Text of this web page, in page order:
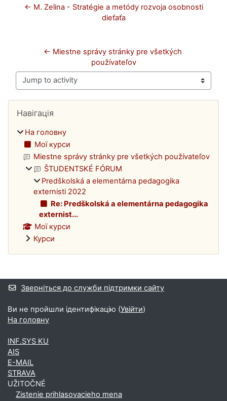
← M. Zelina - Stratégie a metódy rozvoja osobnosti
dieťaťa
← Miestne správy stránky pre všetkých
používateľov
Jump to activity
Блоки
Навігація
На головну
Мої курси
Miestne správy stránky pre všetkých používateľov
ŠTUDENTSKÉ FÓRUM
Predškolská a elementárna pedagogika
externisti 2022
Re: Predškolská a elementárna pedagogika
externist...
Мої курси
Курси
Додаткові блоки
Зверніться до служби підтримки сайту
Ви не пройшли ідентифікацію (Увійти)
На головну
INF.SYS KU
AIS
E-MAIL
STRAVA
UŽITOČNÉ
Zistenie prihlasovacieho mena